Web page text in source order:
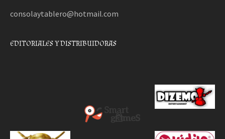
consolaytablero@hotmail.com
EDITORIALES Y DISTRIBUIDORAS